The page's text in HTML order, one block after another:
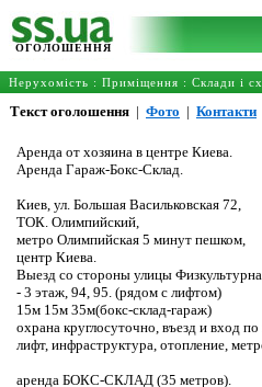
ОГОЛОШЕННЯ
Нерухомість : Приміщення : Склади і
Текст оголошення | Фото | Контакти
Аренда от хозяина в центре Киева.
Аренда Гараж-Бокс-Склад.
Киев, ул. Большая Васильковская 72,
ТОК. Олимпийский,
метро Олимпийская 5 минут пешком,
центр Киева.
Выезд со стороны улицы
- 3 этаж, 94, 95. (рядом с лифтом)
15м 15м 35м(бокс-склад-гараж)
охрана круглосуточно, въезд и вход
лифт, инфраструктура, отопление,
аренда БОКС-СКЛАД (35 метров).